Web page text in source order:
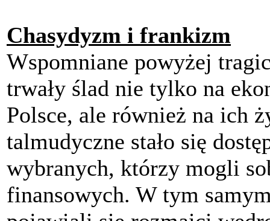
Chasydyzm i frankizm
Wspomniane powyżej
trwały ślad nie tylko na
Polsce, ale również na ich
talmudyczne stało się
wybranych, którzy mogli
finansowych. W tym